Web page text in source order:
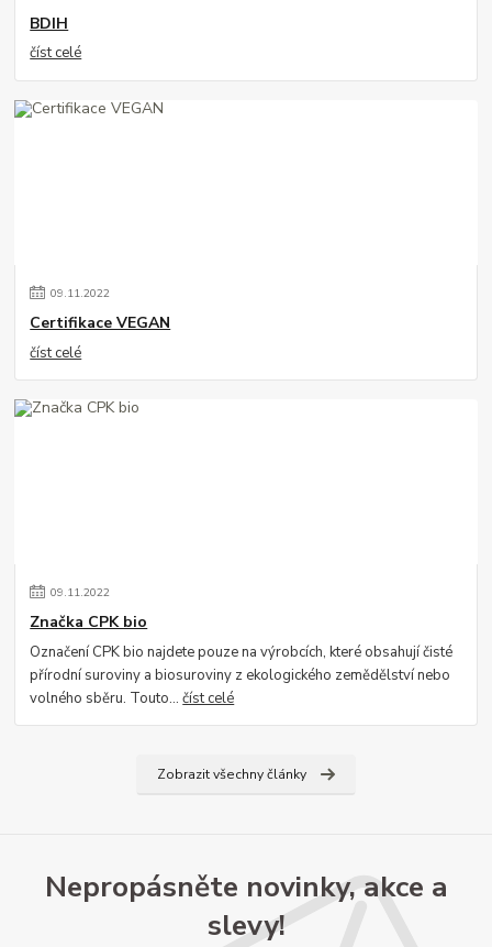
BDIH
číst celé
09.11.2022
Certifikace VEGAN
číst celé
09.11.2022
Značka CPK bio
Označení CPK bio najdete pouze na výrobcích, které obsahují čisté
přírodní suroviny a biosuroviny z ekologického zemědělství nebo
volného sběru. Touto...číst celé
Zobrazit všechny články
Nepropásněte novinky, akce a
slevy!